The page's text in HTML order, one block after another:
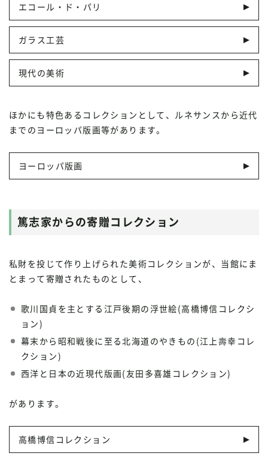
エコール・ド・パリ
ガラス工芸
現代の美術
ほかにも特色あるコレクションとして、ルネサンスから近代
までのヨーロッパ版画等があります。
ヨーロッパ版画
篤志家からの寄贈コレクション
私財を投じて作り上げられた美術コレクションが、当館にま
とまって寄贈されたものとして、
歌川国貞を主とする江戸後期の浮世絵(高橋博信コレクシ
ョン)
幕末から昭和戦後に至る北海道のやきもの(江上壽幸コレ
クション)
西洋と日本の近現代版画(友田多喜雄コレクション)
があります。
高橋博信コレクション